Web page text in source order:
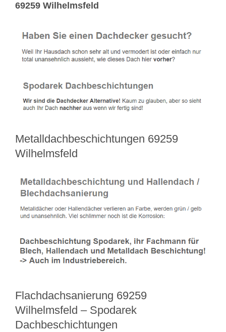
69259 Wilhelmsfeld
Metalldachbeschichtungen 69259
Wilhelmsfeld
Flachdachsanierung 69259
Wilhelmsfeld – Spodarek
Dachbeschichtungen